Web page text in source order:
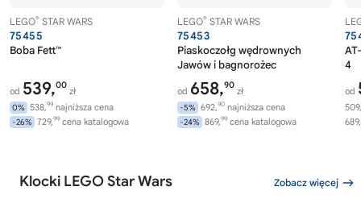
LEGO® STAR WARS
75455
Boba Fett™
od 539,00
zł
0% 538,99 najniższa cena
-26% 729,99 cena katalogowa
LEGO® STAR WARS
75453
Piaskoczołg wędrownych
Jawów i bagnorożec
od 658,90
zł
-5% 692,90 najniższa cena
-24% 869,99 cena katalogowa
4
od
509,
689,
Klocki LEGO Star Wars Zobacz więcej